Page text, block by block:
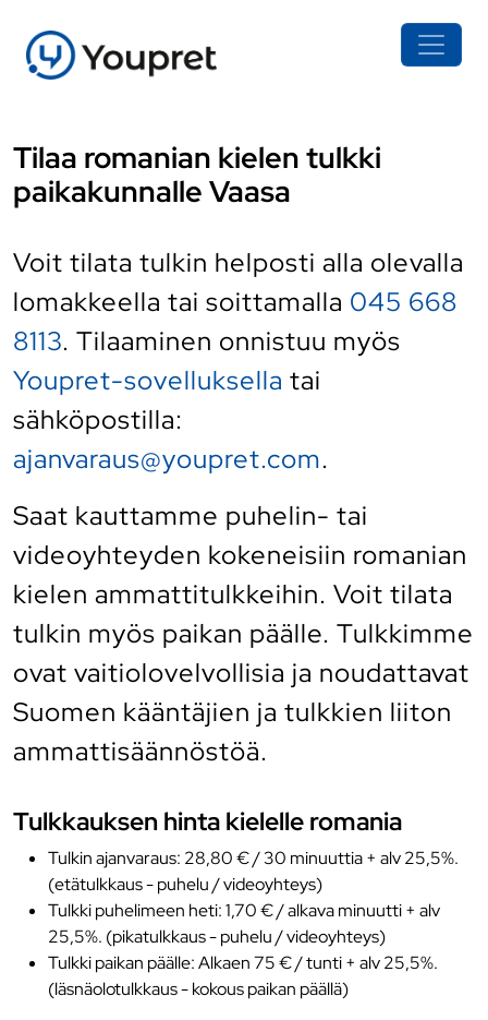
Tilaa romanian kielen tulkki
paikakunnalle Vaasa
Voit tilata tulkin helposti alla olevalla
lomakkeella tai soittamalla 045 668
8113. Tilaaminen onnistuu myös
Youpret-sovelluksella tai
sähköpostilla:
ajanvaraus@youpret.com.
Saat kauttamme puhelin- tai
videoyhteyden kokeneisiin romanian
kielen ammattitulkkeihin. Voit tilata
tulkin myös paikan päälle. Tulkkimme
ovat vaitiolovelvollisia ja noudattavat
Suomen kääntäjien ja tulkkien liiton
ammattisäännöstöä.
Tulkkauksen hinta kielelle romania
Tulkin ajanvaraus: 28,80 € / 30 minuuttia + alv 25,5%.
(etätulkkaus - puhelu / videoyhteys)
Tulkki puhelimeen heti: 1,70 € / alkava minuutti + alv
25,5%. (pikatulkkaus - puhelu / videoyhteys)
Tulkki paikan päälle: Alkaen 75 € / tunti + alv 25,5%.
(läsnäolotulkkaus - kokous paikan päällä)